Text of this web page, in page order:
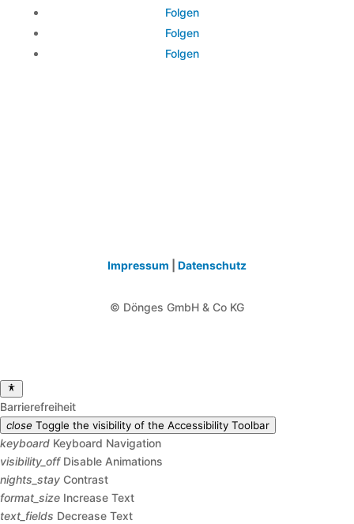
Folgen
Folgen
Folgen
Impressum Datenschutz
© Dönges GmbH & Co KG
Barrierefreiheit
close Toggle the visibility of the Accessibility Toolbar
keyboard Keyboard Navigation
visibility_off Disable Animations
nights_stay Contrast
format_size Increase Text
text_fields Decrease Text